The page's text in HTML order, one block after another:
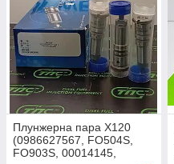
Плунжерна пара X120
(0986627567, FO504S,
FO903S, 00014145,